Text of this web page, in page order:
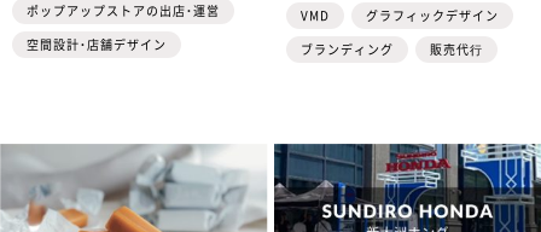
ポップアップストアの出店・運営
空間設計・店舗デザイン
VMD
グラフィックデザイン
ブランディング
販売代⾏